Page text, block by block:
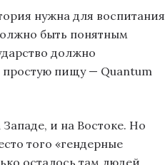
нужна для воспитания
быть понятным
должно
простую пищу — Quantum
и на Востоке. Но
того «гендерные